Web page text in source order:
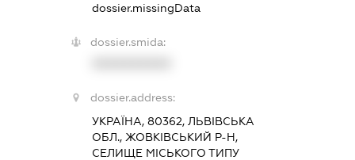
dossier.missingData
dossier.smida:
dossier.address:
УКРАЇНА, 80362, ЛЬВІВСЬКА
ОБЛ., ЖОВКІВСЬКИЙ Р-Н,
СЕЛИЩЕ МІСЬКОГО ТИПУ